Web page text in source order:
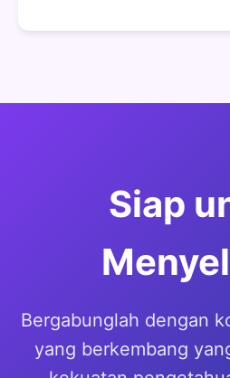
Siap
Bergabunglah dengan
yang berkembang